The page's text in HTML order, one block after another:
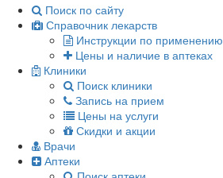
Поиск по сайту
Справочник лекарств
Инструкции по применению
Цены и наличие в аптеках
Клиники
Поиск клиники
Запись на прием
Цены на услуги
Скидки и акции
Врачи
Аптеки